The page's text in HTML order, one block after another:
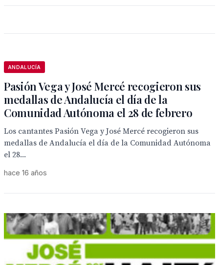
ANDALUCÍA
Pasión Vega y José Mercé recogieron sus
medallas de Andalucía el día de la
Comunidad Autónoma el 28 de febrero
Los cantantes Pasión Vega y José Mercé recogieron sus
medallas de Andalucía el día de la Comunidad Autónoma
el 28...
hace 16 años